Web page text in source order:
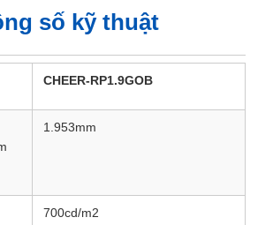
số kỹ thuật
CHEER-RP1.9GOB
1.953mm
700cd/m2